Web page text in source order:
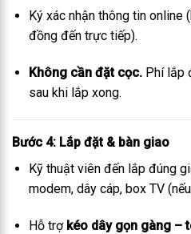
Ký xác nhận thông tin online
đồng đến trực tiếp).
Không cần đặt cọc.Phí lắp
sau khi lắp xong.
Bước 4: Lắp đặt & bàn giao
Kỹ thuật viên đến lắp đúng
modem, dây cáp, box TV
Hỗ trợ kéo dây gọn gàng –